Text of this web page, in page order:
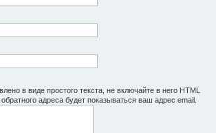
в виде простого текста, не включайте в него HTML
адреса будет показываться ваш адрес email.